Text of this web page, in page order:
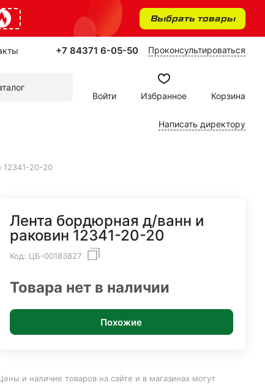
Выбрать товары
+7 84371 6-05-50 Проконсультироваться
Войти
Избранное Корзина
Написать директору
12341-20-20
Лента бордюрная д/ванн и
раковин 12341-20-20
Код: ЦБ-00183827
Товара нет в наличии
Похожие
и наличие товаров на сайте и в магазинах могут